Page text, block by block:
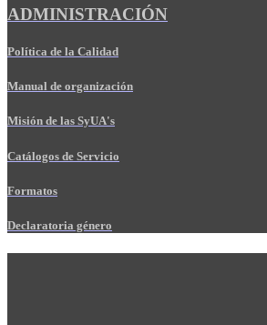
ADMINISTRACIÓN
Política de la Calidad
Manual de organización
Misión de las SyUA's
Catálogos de Servicio
Formatos
Declaratoria género